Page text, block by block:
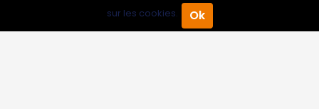
Annuaire Pro Agenda
Infos
sur les cookies.
Ok